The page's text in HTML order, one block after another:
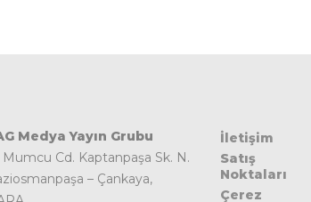
Medya Yayın Grubu
Cd. Kaptanpaşa Sk. N.
– Çankaya,
İletişim
Satış
Noktaları
Çerez